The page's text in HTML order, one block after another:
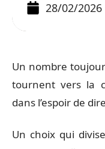
28/02/2026
Un nombre
tournent vers la
dans l’espoir de
Un choix qui